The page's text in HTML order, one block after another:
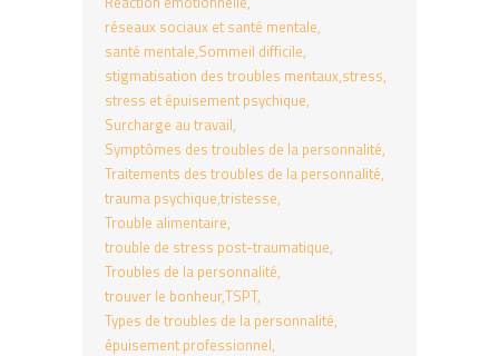
réseaux sociaux et santé mentale
santé mentale Sommeil difficile
stigmatisation des troubles mentaux stress
stress et épuisement psychique
Surcharge au travail
Symptômes des troubles de la personnalité
Traitements des troubles de la personnalité
trauma psychique tristesse
Trouble alimentaire
trouble de stress post-traumatique
Troubles de la personnalité
trouver le bonheurTSPT
Types de troubles de la personnalité
épuisement professionnel